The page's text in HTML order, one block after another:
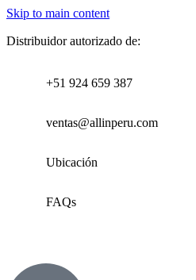
Skip to main content
Distribuidor autorizado de:
+51 924 659 387
ventas@allinperu.com
Ubicación
FAQs